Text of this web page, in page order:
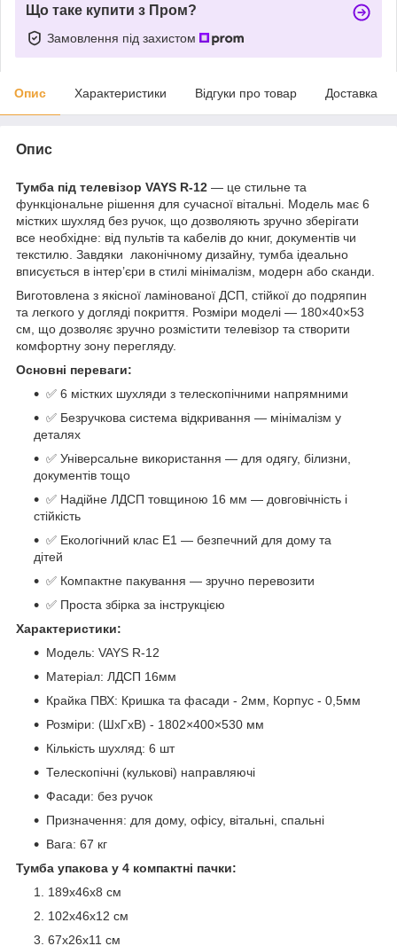
Що таке купити з Пром?
Замовлення під захистом
Опис Характеристики Відгуки про товар Доставка
Опис
Тумба під телевізор VAYS R-12 — це стильне та
функціональне рішення для сучасної вітальні. Модель має 6
містких шухляд без ручок, що дозволяють зручно зберігати
все необхідне: від пультів та кабелів до книг, документів чи
текстилю. Завдяки лаконічному дизайну, тумба ідеально
вписується в інтер’єри в стилі мінімалізм, модерн або сканди.
Виготовлена з якісної ламінованої ДСП, стійкої до подряпин
та легкого у догляді покриття. Розміри моделі — 180×40×53
см, що дозволяє зручно розмістити телевізор та створити
комфортну зону перегляду.
Основні переваги:
✅ 6 містких шухляди з телескопічними напрямними
✅ Безручкова система відкривання — мінімалізм у
деталях
✅ Універсальне використання — для одягу, білизни,
документів тощо
✅ Надійне ЛДСП товщиною 16 мм — довговічність і
стійкість
✅ Екологічний клас Е1 — безпечний для дому та
дітей
✅ Компактне пакування — зручно перевозити
✅ Проста збірка за інструкцією
Характеристики:
Модель: VAYS R-12
Матеріал: ЛДСП 16мм
Крайка ПВХ: Кришка та фасади - 2мм, Корпус - 0,5мм
Розміри: (ШхГхВ) - 1802×400×530 мм
Кількість шухляд: 6 шт
Телескопічні (кулькові) направляючі
Фасади: без ручок
Призначення: для дому, офісу, вітальні, спальні
Вага: 67 кг
Тумба упакова у 4 компактні пачки:
189х46х8 см
102х46х12 см
67х26х11 см